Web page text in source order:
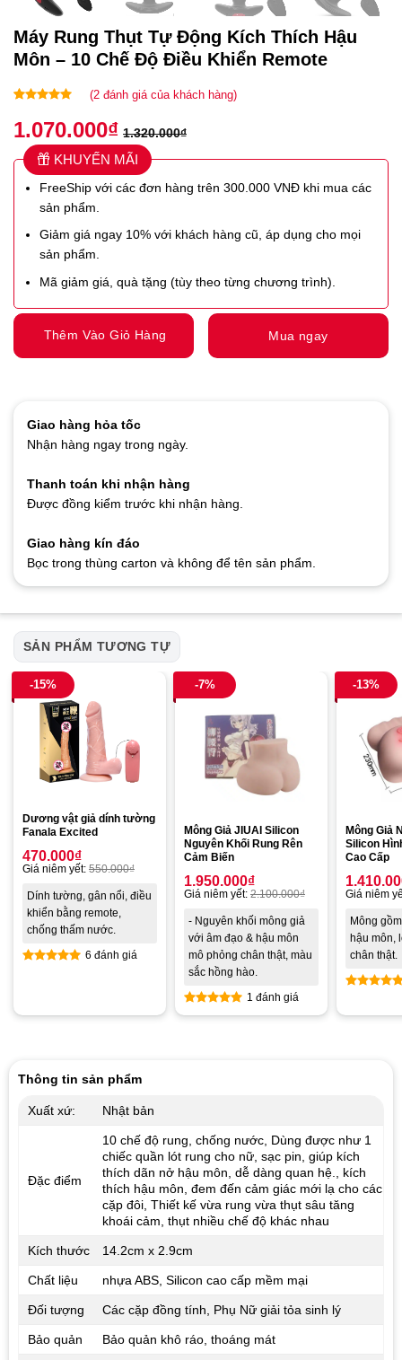
Máy Rung Thụt Tự Động Kích Thích Hậu
Môn – 10 Chế Độ Điều Khiển Remote
dựa trên
đánh giá
(2đánh giá của khách hàng)
1.070.000₫ 1.320.000₫
KHUYẾN MÃI
FreeShip với các đơn hàng trên 300.000 VNĐ khi mua các
sản phẩm.
Giảm giá ngay 10% với khách hàng cũ, áp dụng cho mọi
sản phẩm.
Mã giảm giá, quà tặng (tùy theo từng chương trình).
Thêm Vào Giỏ Hàng Mua ngay
Giao hàng hỏa tốc
Nhận hàng ngay trong ngày.
Thanh toán khi nhận hàng
Được đồng kiểm trước khi nhận hàng.
Giao hàng kín đáo
Bọc trong thùng carton và không để tên sản phẩm.
SẢN PHẨM TƯƠNG TỰ
-15%
Dương vật giả dính tường
Fanala Excited
470.000₫
Giá niêm yết: 550.000₫
Dính tường, gân nổi, điều
khiển bằng remote,
chống thấm nước.
6 đánh giá
-7%
Mông Giả JIUAI Silicon
Nguyên Khối Rung Rên
Cảm Biến
Được xếp
1.950.000₫
Giá niêm yết: 2.100.000₫
- Nguyên khối mông giả
với âm đạo & hậu môn
mô phỏng chân thật, màu
sắc hồng hào.
1 đánh giá
-13%
Mông Giả
Silicon
Cao Cấp
hạng
Giá niêm
Mông
hậu môn,
chân thật.
Thông tin sản phẩm
Xuất xứ: Nhật bản
Đặc điểm
10 chế độ rung, chống nước, Dùng được như 1
chiếc quần lót rung cho nữ, sạc pin, giúp kích
thích dãn nở hậu môn, dễ dàng quan hệ., kích
thích hậu môn, đem đến cảm giác mới lạ cho các
cặp đôi, Thiết kế vừa rung vừa thụt sâu tăng
khoái cảm, thụt nhiều chế độ khác nhau
Kích thước 14.2cm x 2.9cm
Chất liệu nhựa ABS, Silicon cao cấp mềm mại
Đối tượng Các cặp đồng tính, Phụ Nữ giải tỏa sinh lý
Bảo quản Bảo quản khô ráo, thoáng mát